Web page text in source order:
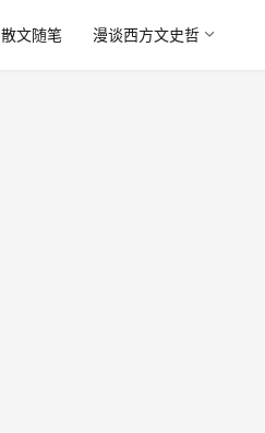
散文随笔 漫谈西方文史哲